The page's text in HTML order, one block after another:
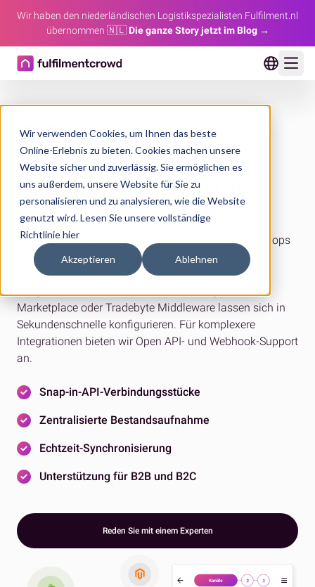
Wir verwenden Cookies, um Ihnen das beste
Online-Erlebnis zu bieten. Cookies machen unsere
Website sicher und zuverlässig. Sie ermöglichen es
uns außerdem, unsere Website für Sie zu
personalisieren und zu analysieren, wie die Website
genutzt wird.Lesen Sie unsere vollständige
Richtlinie hier
Akzeptieren Ablehnen
Wir haben den niederländischen Logistikspezialisten Fulfilment.nl
übernommen 🇳🇱 Die ganze Story jetzt im Blog →
E-Commerce-
Integrationen für
globales Wachstum
Die Fulfillmentcrowd-Plattform ermöglicht es
ambitionierten Omnichannel-Marken, ihre Online-Shops
und Logistikabläufe über mehrere Gebiete hinweg
nahtlos zu integrieren. Vorgefertigte E-Commerce-
Marketplace oder Tradebyte Middleware lassen sich in
Sekundenschnelle konfigurieren. Für komplexere
Integrationen bieten wir Open API- und Webhook-Support
an.
Snap-in-API-Verbindungsstücke
Zentralisierte Bestandsaufnahme
Echtzeit-Synchronisierung
Unterstützung für B2B und B2C
Reden Sie mit einem Experten